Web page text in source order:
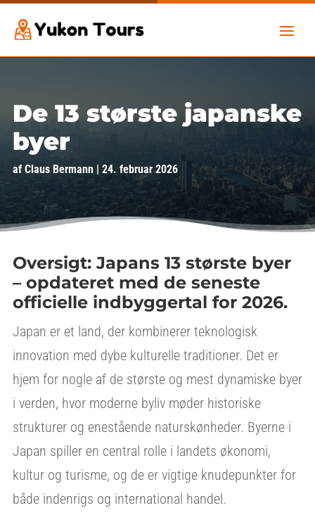
De 13 største japanske
byer
af Claus Bermann | 24. februar 2026
Oversigt: Japans 13 største byer
– opdateret med de seneste
officielle indbyggertal for 2026.
Japan er et land, der kombinerer teknologisk
innovation med dybe kulturelle traditioner. Det er
hjem for nogle af de største og mest dynamiske byer
i verden, hvor moderne byliv møder historiske
strukturer og enestående naturskønheder. Byerne i
Japan spiller en central rolle i landets økonomi,
kultur og turisme, og de er vigtige knudepunkter for
både indenrigs og international handel.